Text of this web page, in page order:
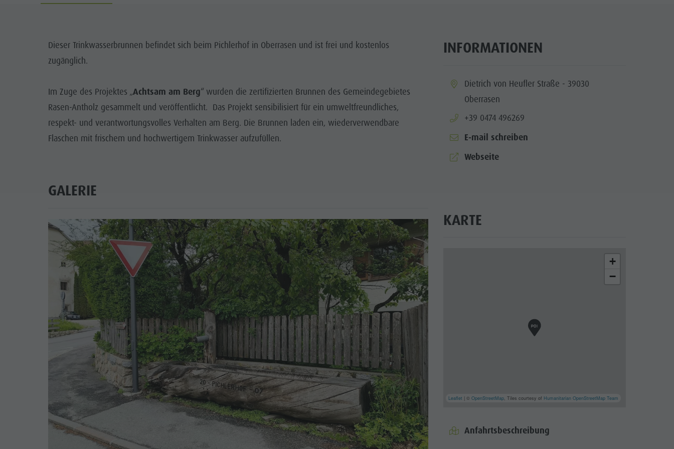
Grillplätze im Antholzertal
MTB Area Antholz Niedertal
Wasserfälle
Olympic Arena Südtirol
Antholzer See
Wasserwaldile
Grillplätze im Antholzertal
Fischteich Antholz Niedertal
MTB Area Antholz Niedertal
Wasserfälle
Olympic Arena Südtirol
Antholzer See
Neuigkeiten
Infos A-Z
Angebote
Dieser Trinkwasserbrunnen befindet sich beim Pichlerhof in Oberrasen und ist frei und kostenlos
zugänglich.
Im Zuge des Projektes „Achtsam am Berg“ wurden die zertifizierten Brunnen des Gemeindegebietes
Rasen-Antholz gesammelt und veröffentlicht. Das Projekt sensibilisiert für ein umweltfreundliches,
respekt- und verantwortungsvolles Verhalten am Berg. Die Brunnen laden ein, wiederverwendbare
Flaschen mit frischem und hochwertigem Trinkwasser aufzufüllen.
GALERIE
INFORMATIONEN
aria.location:
Dietrich von Heufler Straße - 39030
Oberrasen
aria.phone:
+39 0474 496269
E-mail schreiben
aria.website:
Webseite
KARTE
+
−
Leaflet | ©OpenStreetMap , Tiles courtesy of Humanitarian OpenStreetMap Team
Anfahrtsbeschreibung